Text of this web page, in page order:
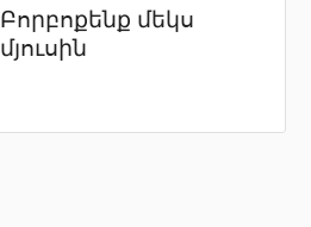
Բորբոքենք մեկս
մյուսին